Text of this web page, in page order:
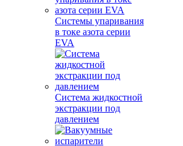
Системы упаривания
в токе азота серии
EVA
Система жидкостной
экстракции под
давлением